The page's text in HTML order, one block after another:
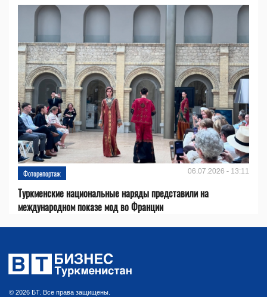
Фоторепортаж 06.07.2026 - 13:11
Туркменские национальные наряды представили на
международном показе мод во Франции
© 2026 БТ. Все права защищены.